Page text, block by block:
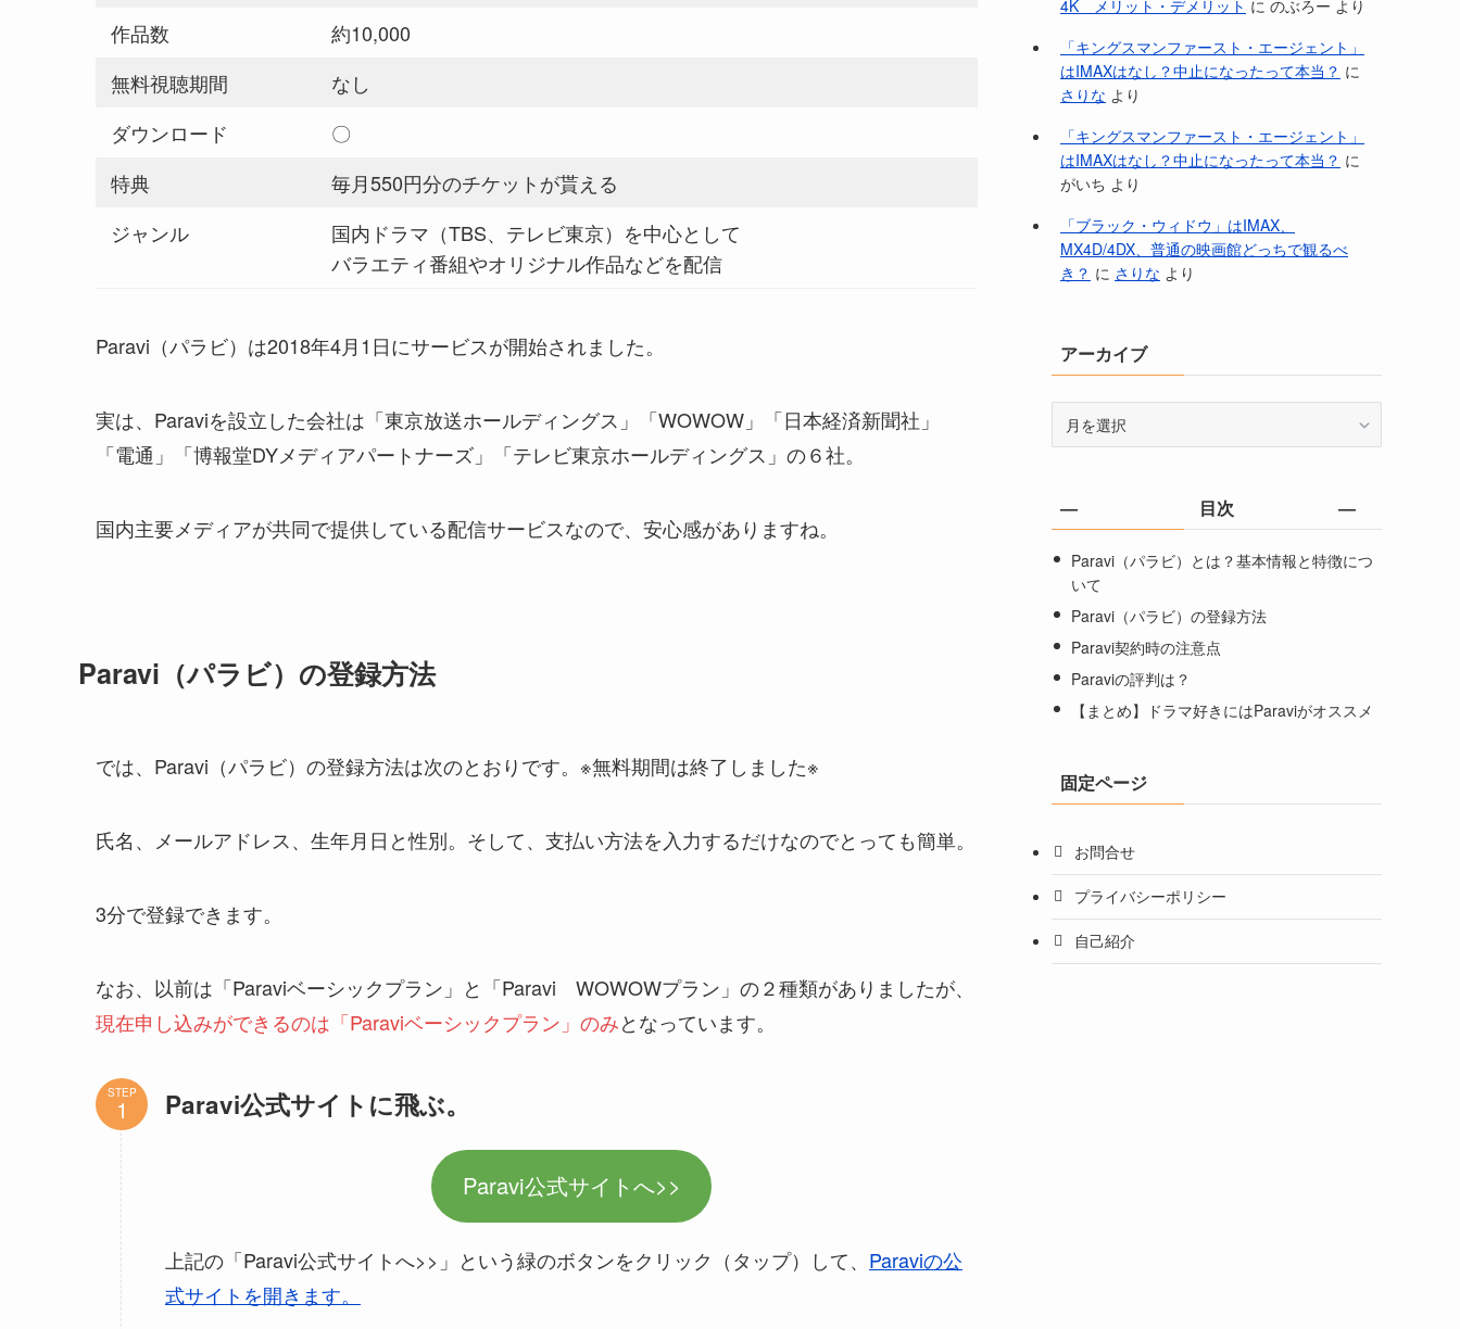
作品数
約10,000
無料視聴期間
なし
ダウンロード
〇
特典
毎月550円分のチケットが貰える
ジャンル
国内ドラマ（TBS、テレビ東京）を中心として
バラエティ番組やオリジナル作品などを配信
Paravi（パラビ）は2018年4月1日にサービスが開始されました。
実は、Paraviを設立した会社は「東京放送ホールディングス」「WOWOW」「日本経済新聞社」
「電通」「博報堂DYメディアパートナーズ」「テレビ東京ホールディングス」の６社。
国内主要メディアが共同で提供している配信サービスなので、安心感がありますね。
Paravi（パラビ）の登録方法
では、Paravi（パラビ）の登録方法は次のとおりです。※無料期間は終了しました※
氏名、メールアドレス、生年月日と性別。そして、支払い方法を入力するだけなのでとっても簡単。
3分で登録できます。
なお、以前は「Paraviベーシックプラン」と「Paravi WOWOWプラン」の２種類がありましたが、
現在申し込みができるのは「Paraviベーシックプラン」のみとなっています。
STEP Paravi公式サイトに飛ぶ。
Paravi公式サイトへ>>
上記の「Paravi公式サイトへ>>」という緑のボタンをクリック（タップ）して、 Paraviの公
式サイトを開きます。
4K メリット・デメリット に のぶろー より
「キングスマンファースト・エージェント」
はIMAXはなし？中止になったって本当？ に
さりな より
「キングスマンファースト・エージェント」
はIMAXはなし？中止になったって本当？ に
がいち より
「ブラック・ウィドウ」はIMAX、
MX4D/4DX、普通の映画館どっちで観るべ
き？ に さりな より
アーカイブ
ブ
― 目次 ―
Paravi（パラビ）とは？基本情報と特徴につ
いて
Paravi（パラビ）の登録方法
Paravi契約時の注意点
Paraviの評判は？
【まとめ】ドラマ好きにはParaviがオススメ
固定ページ
お問合せ
プライバシーポリシー
自己紹介